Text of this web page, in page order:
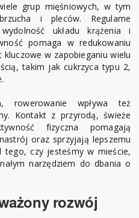
grup mięśniowych, w tym
i pleców. Regularne
układu krążenia i
pomaga w redukowaniu
w zapobieganiu wielu
takim jak cukrzyca typu 2,
rowerowanie wpływa też
Kontakt z przyrodą, świeże
fizyczna pomagają
oraz sprzyjają lepszemu
tego, czy jesteśmy w mieście,
narzędziem do dbania o
rozwój